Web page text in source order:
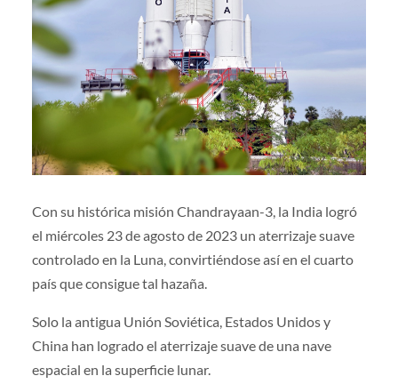
Con su histórica misión Chandrayaan-3, la India logró
el miércoles 23 de agosto de 2023 un aterrizaje suave
controlado en la Luna, convirtiéndose así en el cuarto
país que consigue tal hazaña.
Solo la antigua Unión Soviética, Estados Unidos y
China han logrado el aterrizaje suave de una nave
espacial en la superficie lunar.